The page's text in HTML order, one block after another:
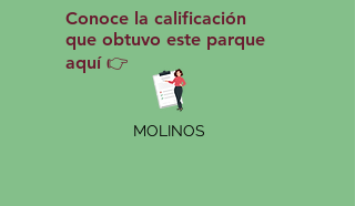
MOLINOS
Conoce la calificación
que obtuvo este parque
aquí 👉